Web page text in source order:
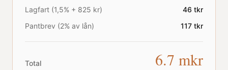
Lagfart (1,5% + 825 kr)
46 tkr
Pantbrev (2% av lån)
117 tkr
Total 6.7 mkr